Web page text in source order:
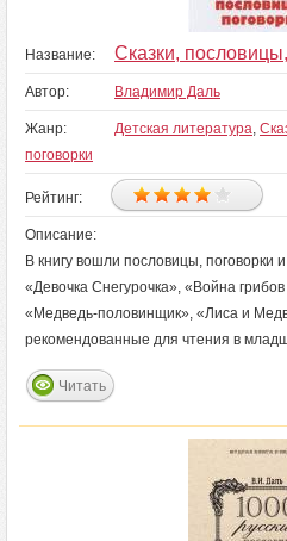
Название: Сказки,
Автор: Владимир Даль
Жанр: Детская литература,
поговорки
Рейтинг:
Описание:
В книгу вошли пословицы, поговорки
«Девочка Снегурочка», «Война
«Медведь-половинщик», «Лиса и
рекомендованные для чтения в
Читать